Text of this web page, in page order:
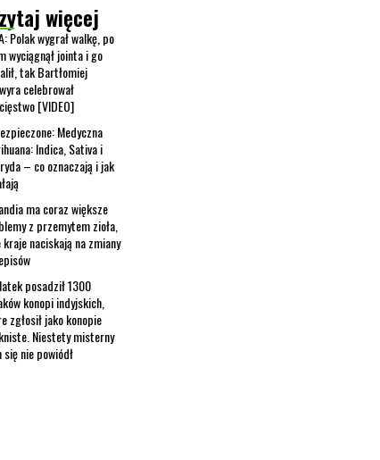
więcej
Polak wygrał walkę, po
wyciągnął jointa i go
tak Bartłomiej
celebrował
[VIDEO]
Medyczna
Indica, Sativa i
– co oznaczają i jak
ma coraz większe
z przemytem zioła,
kraje naciskają na zmiany
posadził 1300
konopi indyjskich,
zgłosił jako konopie
Niestety misterny
się nie powiódł